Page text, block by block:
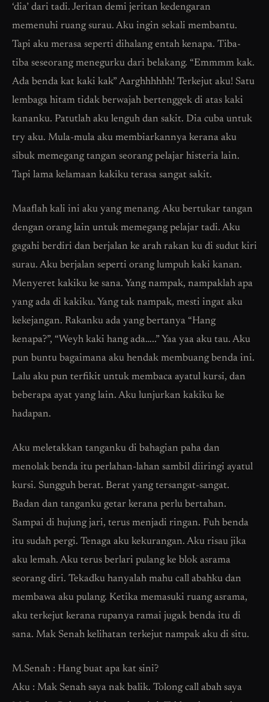
‘dia’ dari tadi. Jeritan demi jeritan kedengaran
memenuhi ruang surau. Aku ingin sekali membantu.
Tapi aku merasa seperti dihalang entah kenapa. Tiba-
tiba seseorang menegurku dari belakang. “Emmmm kak.
Ada benda kat kaki kak” Aarghhhhhh! Terkejut aku! Satu
lembaga hitam tidak berwajah bertenggek di atas kaki
kananku. Patutlah aku lenguh dan sakit. Dia cuba untuk
try aku. Mula-mula aku membiarkannya kerana aku
sibuk memegang tangan seorang pelajar histeria lain.
Tapi lama kelamaan kakiku terasa sangat sakit.
Maaflah kali ini aku yang menang. Aku bertukar tangan
dengan orang lain untuk memegang pelajar tadi. Aku
gagahi berdiri dan berjalan ke arah rakan ku di sudut kiri
surau. Aku berjalan seperti orang lumpuh kaki kanan.
Menyeret kakiku ke sana. Yang nampak, nampaklah apa
yang ada di kakiku. Yang tak nampak, mesti ingat aku
kekejangan. Rakanku ada yang bertanya “Hang
kenapa?”, “Weyh kaki hang ada…..” Yaa yaa aku tau. Aku
pun buntu bagaimana aku hendak membuang benda ini.
Lalu aku pun terfikit untuk membaca ayatul kursi, dan
beberapa ayat yang lain. Aku lunjurkan kakiku ke
hadapan.
Aku meletakkan tanganku di bahagian paha dan
menolak benda itu perlahan-lahan sambil diiringi ayatul
kursi. Sungguh berat. Berat yang tersangat-sangat.
Badan dan tanganku getar kerana perlu bertahan.
Sampai di hujung jari, terus menjadi ringan. Fuh benda
itu sudah pergi. Tenaga aku kekurangan. Aku risau jika
aku lemah. Aku terus berlari pulang ke blok asrama
seorang diri. Tekadku hanyalah mahu call abahku dan
membawa aku pulang. Ketika memasuki ruang asrama,
aku terkejut kerana rupanya ramai jugak benda itu di
sana. Mak Senah kelihatan terkejut nampak aku di situ.
M.Senah : Hang buat apa kat sini?
Aku : Mak Senah saya nak balik. Tolong call abah saya